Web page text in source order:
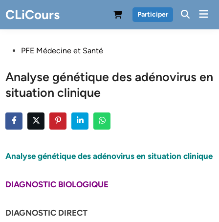
to
content
CLiCours Participer
PostedPFE Médecine et Santé
Analyse génétique des adénovirus en
situation clinique
Analyse génétique des adénovirus en situation clinique
DIAGNOSTIC BIOLOGIQUE
DIAGNOSTIC DIRECT